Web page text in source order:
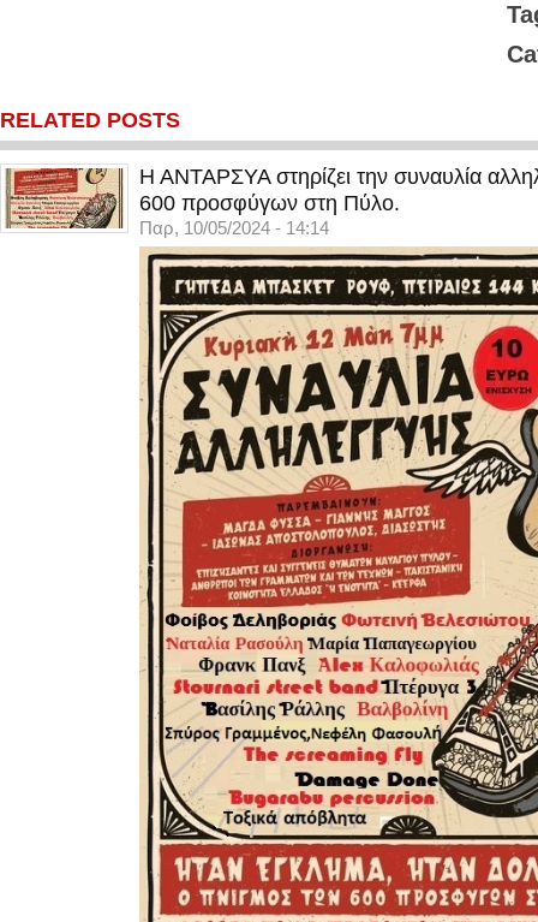
RELATED POSTS
Η ΑΝΤΑΡΣΥΑ στηρίζει την συναυλία
600 προσφύγων στη Πύλο.
Παρ, 10/05/2024 - 14:14